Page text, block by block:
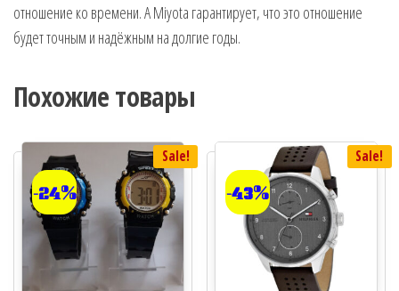
отношение ко времени. А Miyota гарантирует, что это отношение
будет точным и надёжным на долгие годы.
Похожие товары
Sale!
-24%
Sale!
-43%